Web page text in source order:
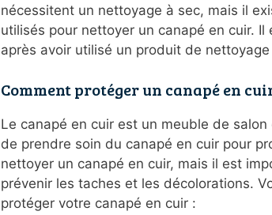
nécessitent un nettoyage à sec, mais il
utilisés pour nettoyer un canapé en cuir.
après avoir utilisé un produit de
Comment protéger un canapé en
Le canapé en cuir est un meuble de
de prendre soin du canapé en cuir pour
nettoyer un canapé en cuir, mais il est
prévenir les taches et les décolorations.
protéger votre canapé en cuir :